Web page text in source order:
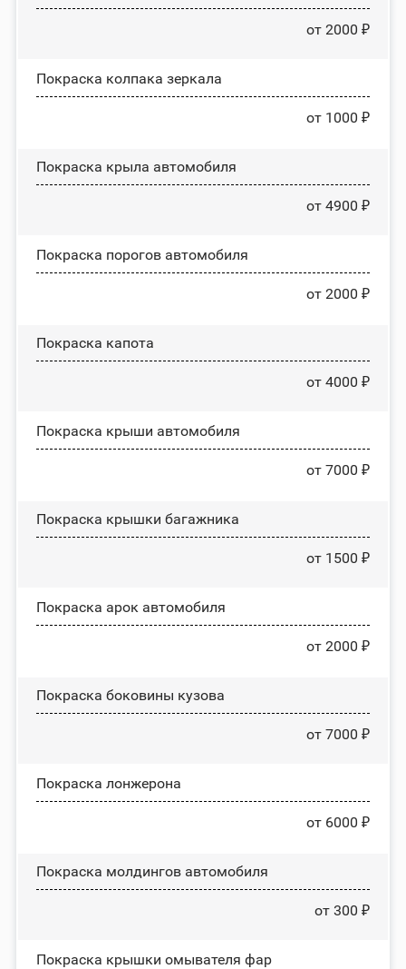
от 2000 ₽
Покраска колпака зеркала
от 1000 ₽
Покраска крыла автомобиля
от 4900 ₽
Покраска порогов автомобиля
от 2000 ₽
Покраска капота
от 4000 ₽
Покраска крыши автомобиля
от 7000 ₽
Покраска крышки багажника
от 1500 ₽
Покраска арок автомобиля
от 2000 ₽
Покраска боковины кузова
от 7000 ₽
Покраска лонжерона
от 6000 ₽
Покраска молдингов автомобиля
от 300 ₽
Покраска крышки омывателя фар